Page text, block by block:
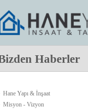
Haberler
Hane Yapı & İnşaat
Misyon - Vizyon